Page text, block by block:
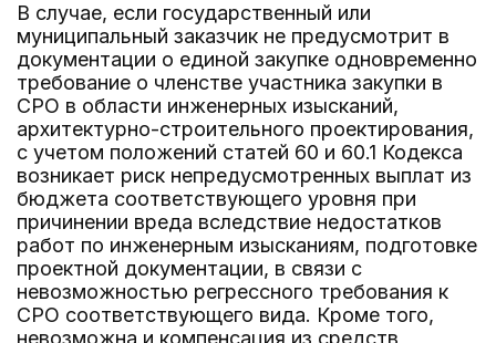
В случае, если государственный или
муниципальный заказчик не предусмотрит в
документации о единой закупке одновременно
требование о членстве участника закупки в
СРО в области инженерных изысканий,
архитектурно-строительного проектирования,
с учетом положений статей 60 и 60.1 Кодекса
возникает риск непредусмотренных выплат из
бюджета соответствующего уровня при
причинении вреда вследствие недостатков
работ по инженерным изысканиям, подготовке
проектной документации, в связи с
невозможностью регрессного требования к
СРО соответствующего вида. Кроме того,
невозможна и компенсация из средств